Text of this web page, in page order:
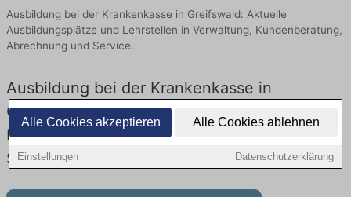
Alle Cookies akzeptieren Alle Cookies ablehnen
Einstellungen Datenschutzerklärung
Ausbildung bei der Krankenkasse in Greifswald: Aktuelle
Ausbildungsplätze und Lehrstellen in Verwaltung, Kundenberatung,
Abrechnung und Service.
Ausbildung bei der Krankenkasse in
Greifswald – Ausbildungsplätze und
Lehrstellen: Aktuell gibt es keine
Stellenangebote für Ausbildung in Greifswald